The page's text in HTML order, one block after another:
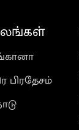
பிரதேசம்